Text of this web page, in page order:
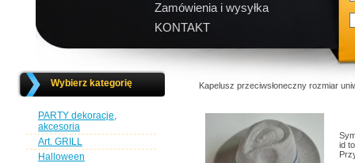
Zamówienia i wysyłka
KONTAKT
Wybierz kategorię
PARTY dekoracje,
akcesoria
Art. GRILL
Halloween
Kapelusz przeciwsłoneczny rozmiar
id